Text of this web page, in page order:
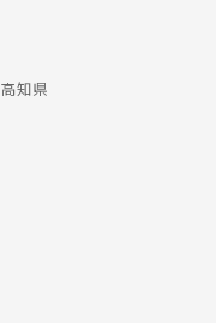
高知県